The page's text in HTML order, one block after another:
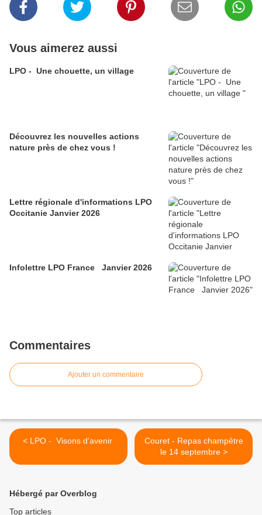
Vous aimerez aussi
LPO - Une chouette, un village
Découvrez les nouvelles actions
nature près de chez vous !
Lettre régionale d'informations LPO
Occitanie Janvier 2026
Infolettre LPO France Janvier 2026
Commentaires
Ajouter un commentaire
< LPO - Visons d'avenir
Couret - Repas champêtre
le 14 septembre >
Hébergé par Overblog
Top articles